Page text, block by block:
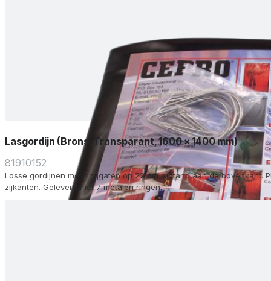
Lasgordijn (Brons, Transparant, 1600 x 1400 mm)
81910152
Losse gordijnen met ringgaten op 22 cm afstand aan de bovenkant.
zijkanten. Geleverd met 7 metalen ringen.